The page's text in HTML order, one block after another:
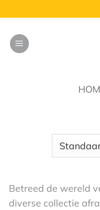
naar
inhoud
Betreed de wereld
diverse collectie